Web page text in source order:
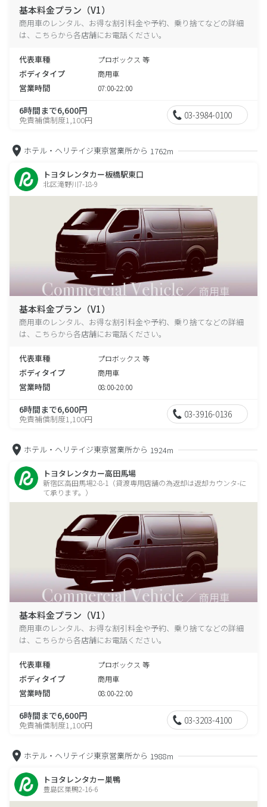
基本料金プラン（V1）
商用車のレンタル、お得な割引料金や予約、乗り捨てなどの詳細
は、こちらから各店舗にお電話ください。
代表車種 プロボックス 等
ボディタイプ 商用車
営業時間 07:00-22:00
6時間まで6,600円
免責補償制度1,100円 03-3984-0100
ホテル・ヘリテイジ東京営業所から 1762m
トヨタレンタカー板橋駅東口
北区滝野川7-18-9
基本料金プラン（V1）
商用車のレンタル、お得な割引料金や予約、乗り捨てなどの詳細
は、こちらから各店舗にお電話ください。
代表車種 プロボックス 等
ボディタイプ 商用車
営業時間 08:00-20:00
6時間まで6,600円
免責補償制度1,100円 03-3916-0136
ホテル・ヘリテイジ東京営業所から 1924m
トヨタレンタカー高田馬場
新宿区高田馬場2-8-1（貸渡専用店舗の為返却は返却カウンタ-に
て承ります。）
基本料金プラン（V1）
商用車のレンタル、お得な割引料金や予約、乗り捨てなどの詳細
は、こちらから各店舗にお電話ください。
代表車種 プロボックス 等
ボディタイプ 商用車
営業時間 08:00-22:00
6時間まで6,600円
免責補償制度1,100円 03-3203-4100
ホテル・ヘリテイジ東京営業所から 1988m
トヨタレンタカー巣鴨
豊島区巣鴨2-16-6